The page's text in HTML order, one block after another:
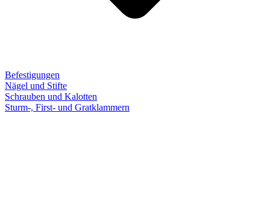
Befestigungen
Nägel und Stifte
Schrauben und Kalotten
Sturm-, First- und Gratklammern